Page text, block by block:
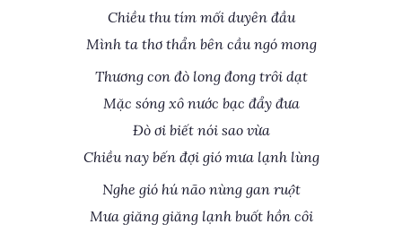
Chiều thu tím mối duyên đầu
Mình ta thơ thẩn bên cầu ngó mong
Thương con đò long đong trôi dạt
Mặc sóng xô nước bạc đẩy đưa
Đò ơi biết nói sao vừa
Chiều nay bến đợi gió mưa lạnh lùng
Nghe gió hú não nùng gan ruột
Mưa giăng giăng lạnh buốt hồn côi